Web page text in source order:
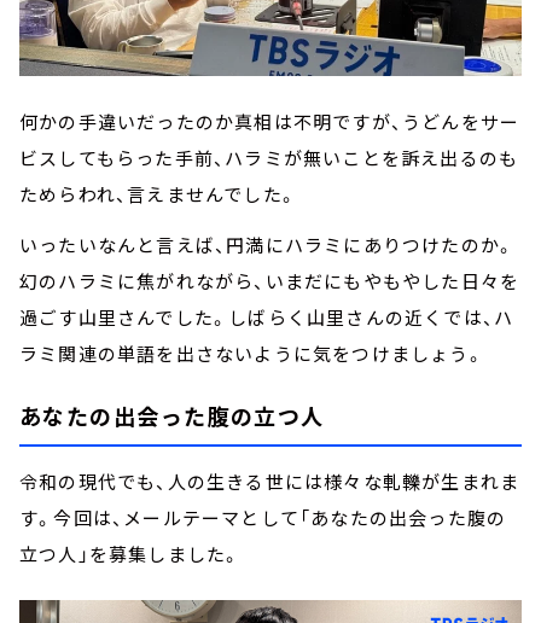
何かの手違いだったのか真相は不明ですが、うどんをサー
ビスしてもらった手前、ハラミが無いことを訴え出るのも
ためらわれ、言えませんでした。
いったいなんと言えば、円満にハラミにありつけたのか。
幻のハラミに焦がれながら、いまだにもやもやした日々を
過ごす山里さんでした。しばらく山里さんの近くでは、ハ
ラミ関連の単語を出さないように気をつけましょう。
あなたの出会った腹の立つ人
令和の現代でも、人の生きる世には様々な軋轢が生まれま
す。今回は、メールテーマとして「あなたの出会った腹の
立つ人」を募集しました。